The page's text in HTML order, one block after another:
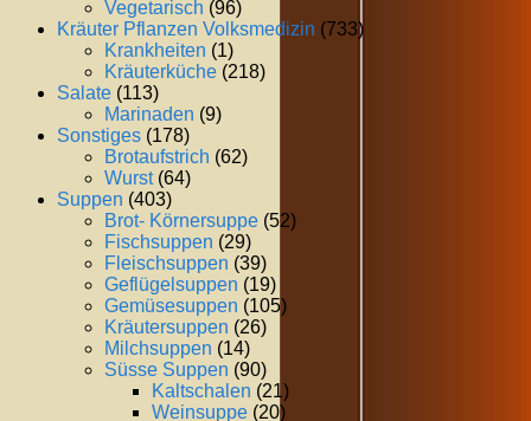
Vegetarisch (96)
Kräuter Pflanzen Volksmedizin (733)
Krankheiten (1)
Kräuterküche (218)
Salate (113)
Marinaden (9)
Sonstiges (178)
Brotaufstrich (62)
Wurst(64)
Suppen (403)
Brot- Körnersuppe (52)
Fischsuppen (29)
Fleischsuppen (39)
Geflügelsuppen (19)
Gemüsesuppen (105)
Kräutersuppen (26)
Milchsuppen (14)
Süsse Suppen (90)
Kaltschalen (21)
Weinsuppe (20)